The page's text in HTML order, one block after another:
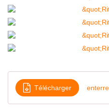
Télécharger